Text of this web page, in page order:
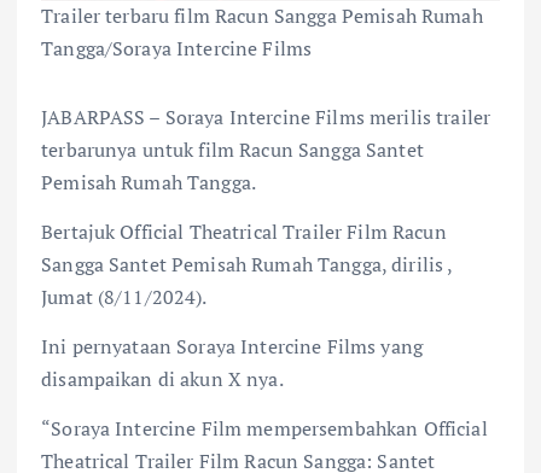
Trailer terbaru film Racun Sangga Pemisah Rumah
Tangga/Soraya Intercine Films
JABARPASS – Soraya Intercine Films merilis trailer
terbarunya untuk film Racun Sangga Santet
Pemisah Rumah Tangga.
Bertajuk Official Theatrical Trailer Film Racun
Sangga Santet Pemisah Rumah Tangga, dirilis ,
Jumat (8/11/2024).
Ini pernyataan Soraya Intercine Films yang
disampaikan di akun X nya.
“Soraya Intercine Film mempersembahkan Official
Theatrical Trailer Film Racun Sangga: Santet